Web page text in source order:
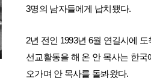
3명의 남자들에게 납치됐다.
2년 전인 1993년 6월 연길시에
선교활동을 해 온 안 목사는 한
오가며 안 목사를 돌봐왔다.